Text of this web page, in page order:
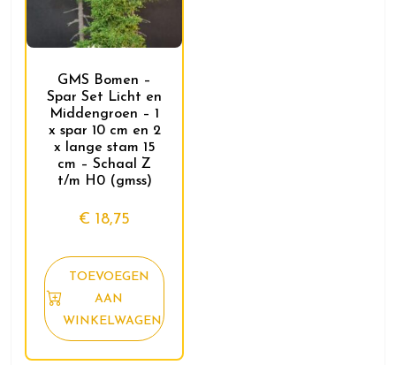
GMS Bomen –
Spar Set Licht en
Middengroen – 1
x spar 10 cm en 2
x lange stam 15
cm – Schaal Z
t/m H0 (gmss)
€ 18,75
TOEVOEGEN
AAN
WINKELWAGEN